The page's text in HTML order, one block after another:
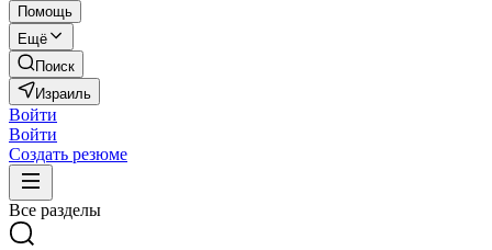
Помощь
Ещё
Поиск
Израиль
Войти
Войти
Создать резюме
Все разделы